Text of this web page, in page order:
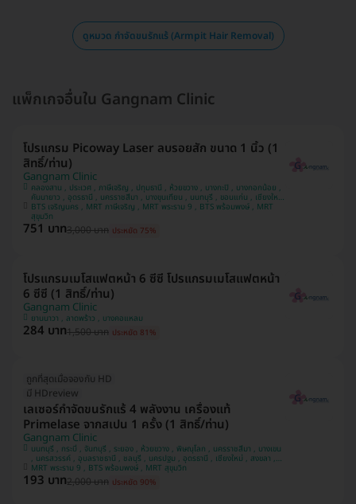
ดูหมวด กำจัดขนรักแร้ (Armpit Hair Removal)
แพ็กเกจอื่นใน Gangnam Clinic
โปรแกรม Picoway Laser ลบรอยสัก ขนาด 1 นิ้ว (1
สิทธิ์/ท่าน)
Gangnam Clinic
คลองสาน , ประเวศ , ภาษีเจริญ , ปทุมธานี , ห้วยขวาง , บางกะปิ , บางกอกน้อย ,
คันนายาว , อุดรธานี , นครราชสีมา , บางขุนเทียน , นนทบุรี , ขอนแก่น , เชียงใหม่
, ชลบุรี , นครสวรรค์ , คลองเตย
BTS เจริญนคร , MRT ภาษีเจริญ , MRT พระราม 9 , BTS พร้อมพงษ์ , MRT
สุขุมวิท
751 บาท3,000 บาท ประหยัด 75%
โปรแกรมเมโสแฟตหน้า 6 ซีซี โปรแกรมเมโสแฟตหน้า
6 ซีซี (1 สิทธิ์/ท่าน)
Gangnam Clinic
ยานนาวา , ลาดพร้าว , บางคอแหลม
284 บาท1,500 บาท ประหยัด 81%
ถูกที่สุดเมื่อจองกับ HD
มี HDreview
เลเซอร์กำจัดขนรักแร้ 4 พลังงาน เครื่องแท้
Primelase จากสเปน 1 ครั้ง (1 สิทธิ์/ท่าน)
Gangnam Clinic
นนทบุรี , กระบี่ , จันทบุรี , ระยอง , ห้วยขวาง , พิษณุโลก , นครราชสีมา , บางเขน
, นครสวรรค์ , อุบลราชธานี , ชลบุรี , นครปฐม , อุดรธานี , เชียงใหม่ , สงขลา ,
ภูเก็ต , ธนบุรี , ลาดพร้าว , บางคอแหลม , นครศรีธรรมราช , คลองเตย , สุราษฎ์
ธานี , บางกะปิ , สมุทรปราการ
MRT พระราม 9 , BTS พร้อมพงษ์ , MRT สุขุมวิท
193 บาท2,000 บาท ประหยัด 90%